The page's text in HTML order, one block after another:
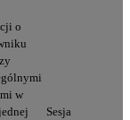
o
w
Sesja